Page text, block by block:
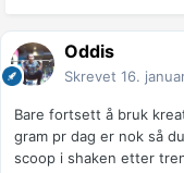
Oddis
Skrevet 16.
Bare fortsett å bruk
gram pr dag er nok så
scoop i shaken etter